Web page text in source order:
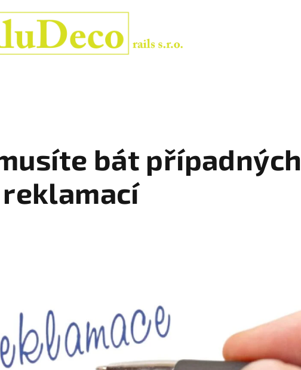
bát případných
reklamací